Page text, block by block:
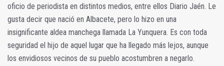
oficio de periodista en distintos medios, entre ellos Diario Jaén. Le
gusta decir que nació en Albacete, pero lo hizo en una
insignificante aldea manchega llamada La Yunquera. Es con toda
seguridad el hijo de aquel lugar que ha llegado más lejos, aunque
los envidiosos vecinos de su pueblo acostumbren a negarlo.